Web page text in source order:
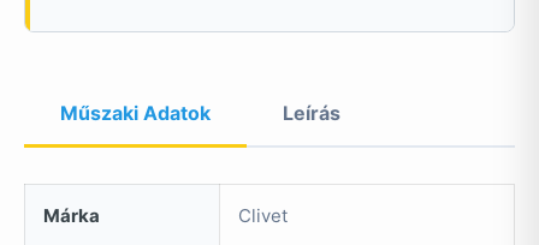
Műszaki Adatok Leírás
Márka Clivet